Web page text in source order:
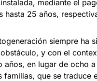
mediante el
25 años,
siempre ha
y con el
en lugar de ocho
que se traduce